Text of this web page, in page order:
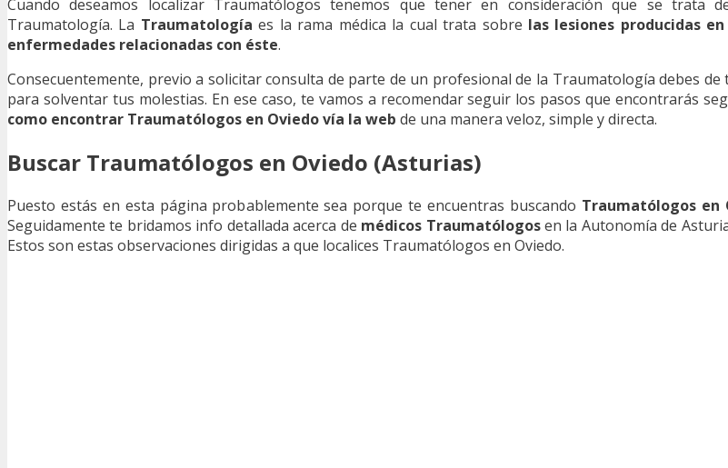
Cuando deseamos localizar Traumatólogos tenemos que tener en consideración que se trata
Traumatología. La Traumatología es la rama médica la cual trata sobre las lesiones producidas
enfermedades relacionadas con éste.
Consecuentemente, previo a solicitar consulta de parte de un profesional de la Traumatología debes de
para solventar tus molestias. En ese caso, te vamos a recomendar seguir los pasos que encontrarás
como encontrar Traumatólogos en Oviedo vía la web de una manera veloz, simple y directa.
Buscar Traumatólogos en Oviedo (Asturias)
Puesto estás en esta página probablemente sea porque te encuentras buscando Traumatólogos en
Seguidamente te bridamos info detallada acerca de médicos Traumatólogosen la Autonomía de
Estos son estas observaciones dirigidas a que localices Traumatólogos en Oviedo.